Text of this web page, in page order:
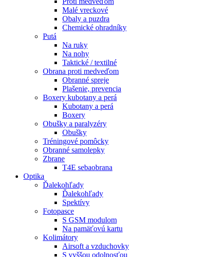
Malé vreckové
Obaly a puzdra
Chemické ohradníky
Putá
Na ruky
Na nohy
Taktické / textilné
Obrana proti medveďom
Obranné spreje
Plašenie, prevencia
Boxery kubotany a perá
Kubotany a perá
Boxery
Obušky a paralyzéry
Obušky
Tréningové pomôcky
Obranné samolepky
Zbrane
T4E sebaobrana
Optika
Ďalekohľady
Ďalekohľady
Spektívy
Fotopasce
S GSM modulom
Na pamäťovú kartu
Kolimátory
Airsoft a vzduchovky
S vyššou odolnosťou